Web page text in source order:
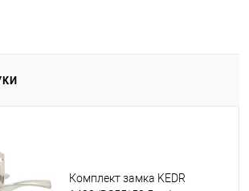
Комплект замка KEDR